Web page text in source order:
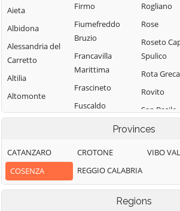
Aieta
Albidona
Alessandria del
Carretto
Altilia
Altomonte
Amantea
Aprigliano
Belmonte
Calabro
Firmo
Fiumefreddo
Bruzio
Francavilla
Marittima
Frascineto
Fuscaldo
Piemontese
Lago
Rogliano
Rose
Roseto
Spulico
Rota Greca
Rovito
San Basile
San
Albanese
San
Corone
Provinces
CATANZARO
COSENZA
CROTONE
REGGIO CALABRIA
VIBO
Regions